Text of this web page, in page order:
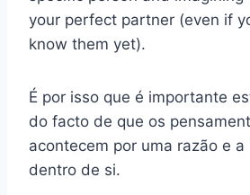
your perfect partner (even if
know them yet).
É por isso que é importante
do facto de que os
acontecem por uma razão e a
dentro de si.